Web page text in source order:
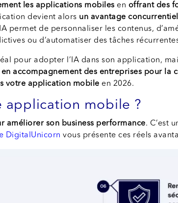
les applications mobiles en offrant des
devient alors un avantage
permet de personnaliser les contenus,
ou d’automatiser des tâches
pour adopter l’IA dans son application,
accompagnement des entreprises pour la
votre application mobile en 2026.
application mobile ?
améliorer son business performance. C’est
DigitalUnicorn vous présente ces réels